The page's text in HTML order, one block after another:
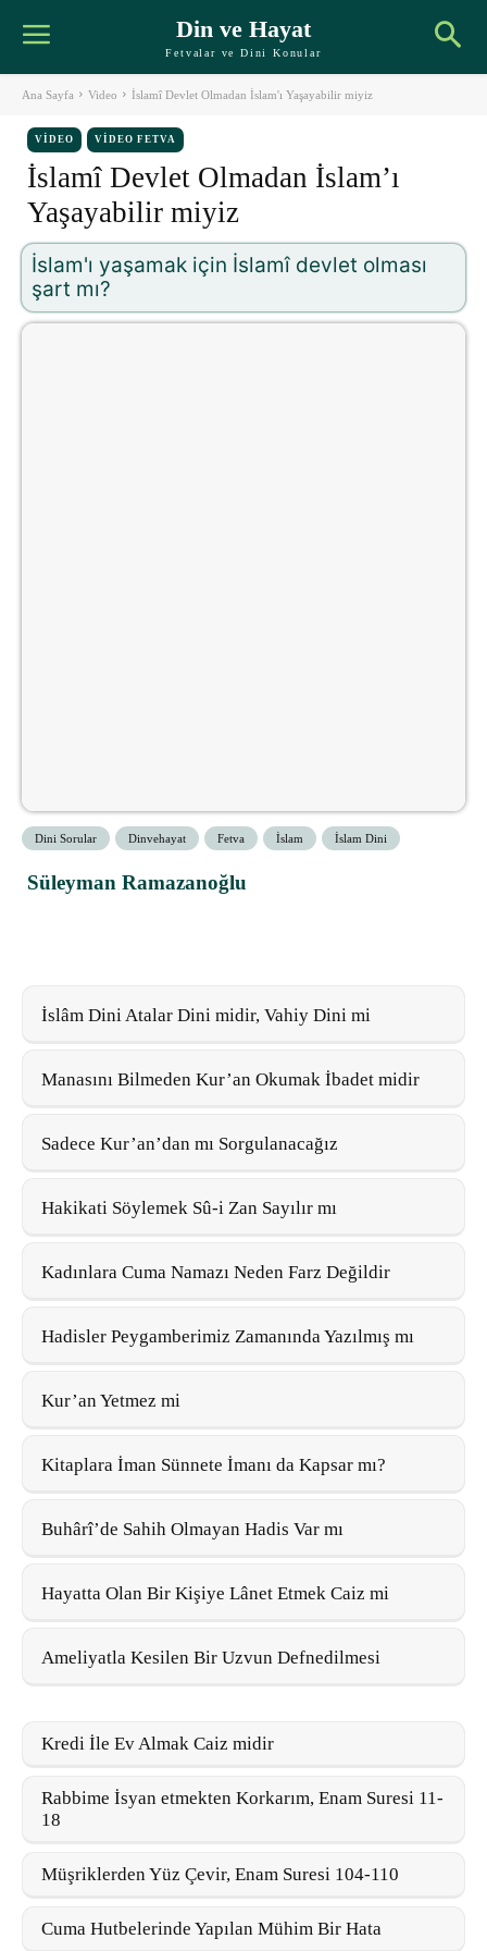
Din ve Hayat
Fetvalar ve Dini Konular
Ana Sayfa Video İslamî Devlet Olmadan İslam'ı Yaşayabilir miyiz
VIDEO VIDEO FETVA
İslamî Devlet Olmadan İslam’ı
Yaşayabilir miyiz
İslam'ı yaşamak için İslamî devlet olması
şart mı?
Dini Sorular Dinvehayat Fetva İslam İslam Dini
Süleyman Ramazanoğlu
İslâm Dini Atalar Dini midir, Vahiy Dini mi
Manasını Bilmeden Kur’an Okumak İbadet midir
Sadece Kur’an’dan mı Sorgulanacağız
Hakikati Söylemek Sû-i Zan Sayılır mı
Kadınlara Cuma Namazı Neden Farz Değildir
Hadisler Peygamberimiz Zamanında Yazılmış mı
Kur’an Yetmez mi
Kitaplara İman Sünnete İmanı da Kapsar mı?
Buhârî’de Sahih Olmayan Hadis Var mı
Hayatta Olan Bir Kişiye Lânet Etmek Caiz mi
Ameliyatla Kesilen Bir Uzvun Defnedilmesi
Kredi İle Ev Almak Caiz midir
Rabbime İsyan etmekten Korkarım, Enam Suresi 11-
18
Müşriklerden Yüz Çevir, Enam Suresi 104-110
Cuma Hutbelerinde Yapılan Mühim Bir Hata